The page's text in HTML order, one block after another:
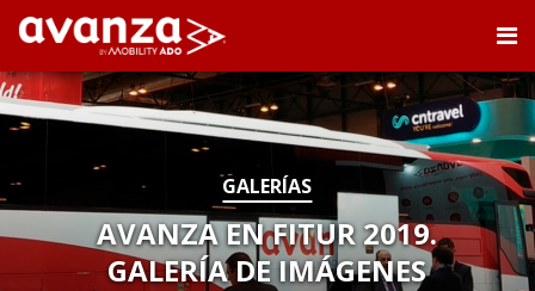
GALERÍAS
AVANZA EN FITUR 2019.
GALERÍA DE IMÁGENES